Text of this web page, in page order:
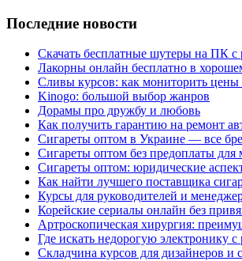
Последние новости
Скачать бесплатные шутеры на ПК с
Лакорны онлайн бесплатно в
Сливы курсов: как мониторить цены
Kinogo: большой выбор жанров
Дорамы про дружбу и любовь
Как получить гарантию на ремонт
Сигареты оптом в Украине — все
Сигареты оптом без предоплаты для
Сигареты оптом: юридические
Как найти лучшего поставщика
Курсы для руководителей и
Корейские сериалы онлайн без
Артроскопическая хирургия:
Где искать недорогую электронику с
Складчина курсов для дизайнеров и